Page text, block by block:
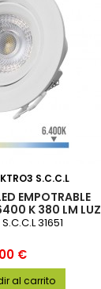
S.C.C.L
EMPOTRABLE
K 380 LM LUZ
Ø9 CM
31651
€
al carrito